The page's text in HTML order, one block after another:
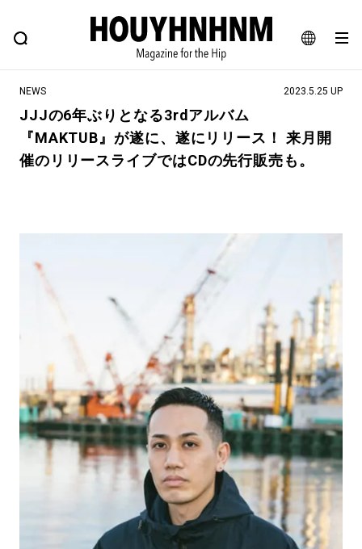
JA
EN
FEATURE BLOG SNAP
ヒップなファッション、カルチャー、ライフスタイルWEBマガジン
#注目のタグ
#NEW VINTAGE #マイナーグッド図鑑
#MONTHLY JOURNAL
#フイナムのYouTube
#Commune H #FOCUS IT
#ととけん #FASHION #MUSIC #MOVIE
#LIFESTYLE #SNEAKER #OUTDOOR
#SPORTS #HANDSOME HANDBOOK
NEWS 2023.5.25 UP
JJJの6年ぶりとなる3rdアルバム
『MAKTUB』が遂に、遂にリリース！ 来月開
催のリリースライブではCDの先行販売も。